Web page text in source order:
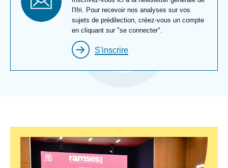
Newsletter
l'Ifri. Pour recevoir nos analyses sur vos
sujets de prédilection, créez-vous un compte
en cliquant sur "se connecter".
S'inscrire